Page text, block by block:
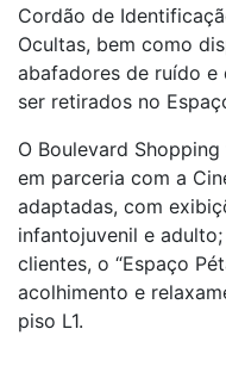
Cordão de
Ocultas, bem como
abafadores de ruído e
ser retirados no
O Boulevard
em parceria com a
adaptadas, com
infantojuvenil e
clientes, o “Espaço
acolhimento e
piso L1.